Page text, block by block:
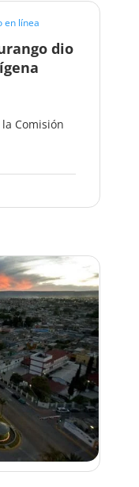
en línea
dio
Comisión